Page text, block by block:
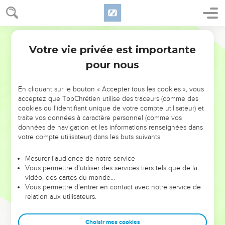
NE MANQUEZ PAS L’ÉVÉNEMENT
DE L’ANNÉE !
ET SI LEURS ERREURS POUVAIENT VOUS ÉVITER LES
VOTRES ?
leur foi ou leur vision. Mais on voit moins les doutes, les erreurs
et les saisons difficiles qu'ils ont traversés, alors même que ce
sont elles qui les ont façonnés.
Dans cette conférence, leaders, entrepreneurs, et responsables
clés pour avancer avec plus de sagesse afin que leurs erreurs
Votre vie privée est importante
pour nous
En cliquant sur le bouton « Accepter tous les cookies », vous
acceptez que TopChrétien utilise des traceurs (comme des
cookies ou l'identifiant unique de votre compte utilisateur) et
traite vos données à caractère personnel (comme vos
données de navigation et les informations renseignées dans
votre compte utilisateur) dans les buts suivants :
Mesurer l'audience de notre service
Vous permettre d'utiliser des services tiers tels que de la
vidéo, des cartes du monde…
Vous permettre d'entrer en contact avec notre service de
relation aux utilisateurs.
Choisir mes cookies